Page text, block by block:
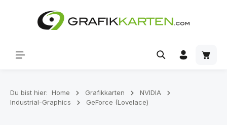
Zum Hauptinhalt springen
Du bist hier: Home Grafikkarten
NVIDIA
Industrial-Graphics
GeForce (Lovelace)